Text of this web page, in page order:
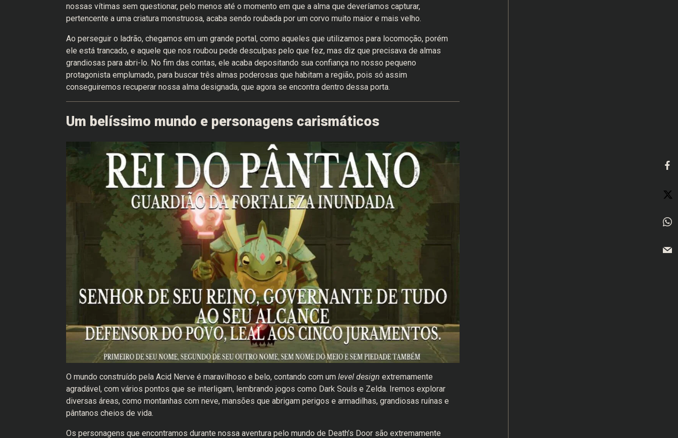
nossas vítimas sem questionar, pelo menos até o momento em que a alma que deveríamos capturar,
pertencente a uma criatura monstruosa, acaba sendo roubada por um corvo muito maior e mais velho.
Ao perseguir o ladrão, chegamos em um grande portal, como aqueles que utilizamos para locomoção, porém
ele está trancado, e aquele que nos roubou pede desculpas pelo que fez, mas diz que precisava de almas
grandiosas para abri-lo. No fim das contas, ele acaba depositando sua confiança no nosso pequeno
protagonista emplumado, para buscar três almas poderosas que habitam a região, pois só assim
conseguiremos recuperar nossa alma designada, que agora se encontra dentro dessa porta.
Um belíssimo mundo e personagens carismáticos
O mundo construído pela Acid Nerve é maravilhoso e belo, contando com um level design extremamente
agradável, com vários pontos que se interligam, lembrando jogos como Dark Souls e Zelda. Iremos explorar
diversas áreas, como montanhas com neve, mansões que abrigam perigos e armadilhas, grandiosas ruínas e
pântanos cheios de vida.
Os personagens que encontramos durante nossa aventura pelo mundo de Death’s Door são extremamente